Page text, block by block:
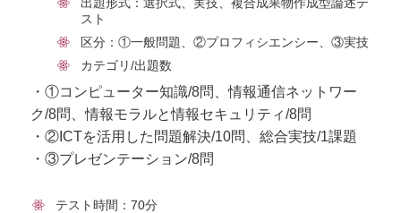
出題形式：選択式、実技、複合成果物作成型論述テ
スト
区分：①一般問題、②プロフィシエンシー、③実技
カテゴリ/出題数
・①コンピューター知識/8問、情報通信ネットワー
ク/8問、情報モラルと情報セキュリティ/8問
・②ICTを活用した問題解決/10問、総合実技/1課題
・③プレゼンテーション/8問
テスト時間：70分